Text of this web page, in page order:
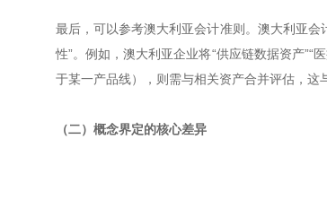
最后，可以参考澳大利亚会计准则。澳大利亚会
性”。例如，澳大利亚企业将“供应链数据资产”“
于某一产品线），则需与相关资产合并评估，这
（二）概念界定的核心差异